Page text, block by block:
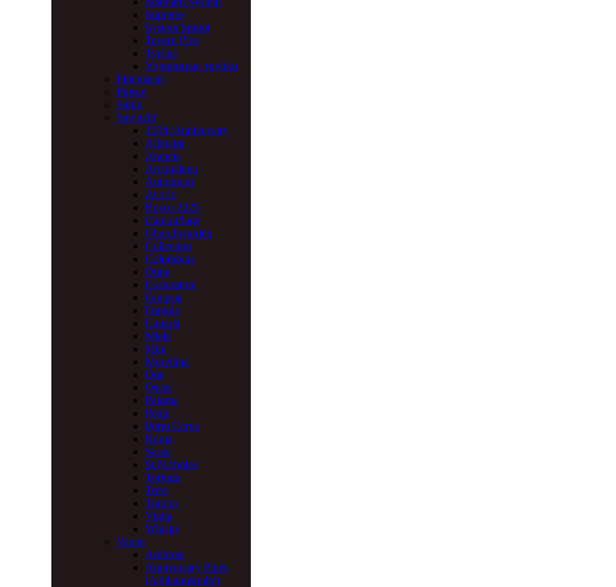
Supreme
System Spigot
Tavern Pipe
Tyrone
Уценённые трубки
Pipemaster
Pipsan
Sahin
Savinelli
150th Anniversary
Alligator
Arancia
Arcobaleno
Autograph
Avorio
Bosco 2025
Camouflage
Churchwarden
Collection
Colombina
Dune
Esploratore
Fantasia
Fragola
Lunaria
Miele
Mini
Morellina
One
Oscar
Paloma
Petite
Porto Cervo
Roma
Sasso
St.Nicholas
Tortuga
Trevi
Tundra
Vigna
Whisky
Vauen
Ambrosi
Anniversary Pipes
(Jubilaumsreihe)